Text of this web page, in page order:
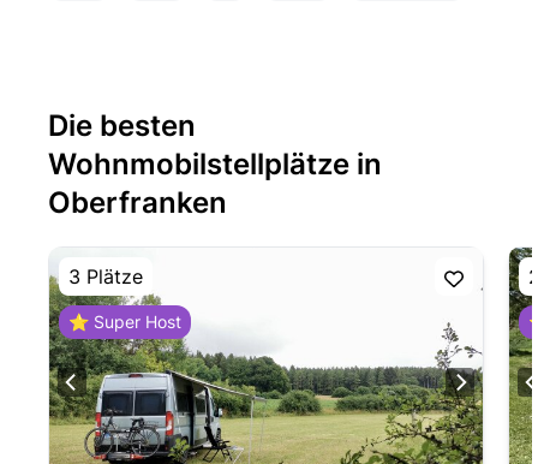
Die besten
Wohnmobilstellplätze in
Oberfranken
3 Plätze
⭐ Super Host